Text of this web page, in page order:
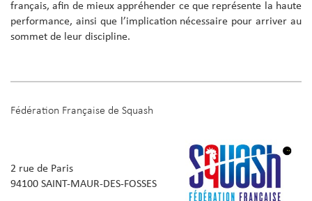
français, afin de mieux appréhender ce que représente la haute
performance, ainsi que l’implication nécessaire pour arriver au
sommet de leur discipline.
Fédération Française de Squash
2 rue de Paris
94100 SAINT-MAUR-DES-FOSSES